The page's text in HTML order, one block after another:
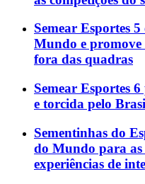
Semear Esportes
Mundo e promove
fora das quadras
Semear Esportes
e torcida pelo
Sementinhas do
do Mundo para
experiências de